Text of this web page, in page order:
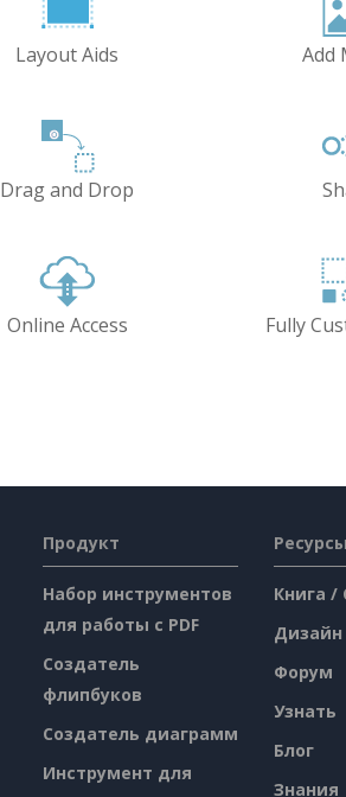
Layout Aids Add
Drag and Drop
Online Access Fully
Продукт
Набор инструментов
для работы с PDF
Создатель
флипбуков
Создатель диаграмм
Инструмент для
Ресурсы
Книга
Форум
Узнать
Блог
Знания